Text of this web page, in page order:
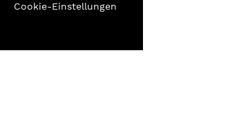
Cookie-Einstellungen